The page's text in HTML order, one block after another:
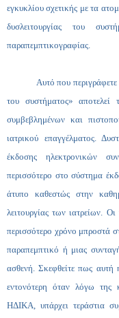
εγκυκλίου σχετικής με τα
δυσλειτουργίας του
παραπεμπτικογραφίας.
Αυτό που περιγράφετε
του συστήματος» αποτελεί
συμβεβλημένων και
ιατρικού επαγγέλματος.
έκδοσης ηλεκτρονικών
περισσότερο στο σύστημα
άτυπο καθεστώς στην
λειτουργίας των ιατρείων.
περισσότερο χρόνο μπροστά
παραπεμπτικό ή μιας
ασθενή. Σκεφθείτε πως αυτή
εντονότερη όταν λόγω της
ΗΔΙΚΑ, υπάρχει τεράστια